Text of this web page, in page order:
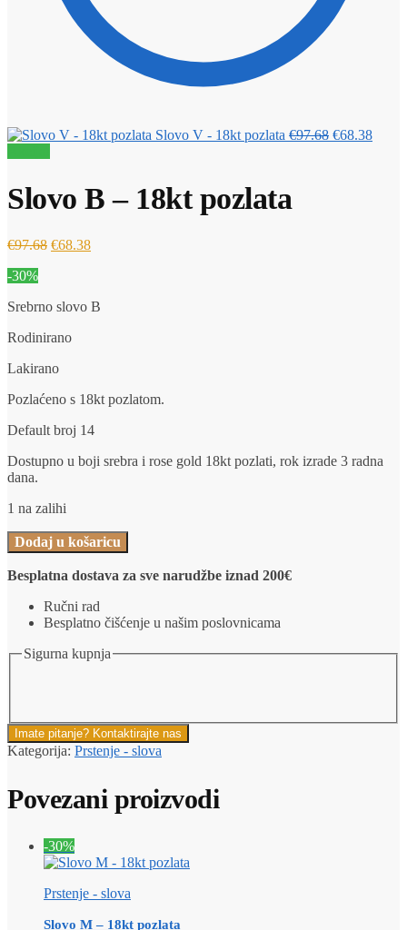
Slovo V - 18kt pozlata €97.68 Izvorna
€68.38
Slovo B – 18kt pozlata
€97.68 Izvorna
€97.68.
€68.38Trenutna
-30%
Srebrno slovo B
Rodinirano
Lakirano
Pozlaćeno s 18kt pozlatom.
Default broj 14
Dostupno u boji srebra i rose gold 18kt pozlati, rok izrade 3 radna
dana.
1 na zalihi
Slovo
B
-
18kt
pozlata
količina
Dodaj u košaricu
Besplatna dostava za sve narudžbe iznad 200€
Ručni rad
Besplatno čišćenje u našim poslovnicama
Sigurna kupnja
Imate pitanje? Kontaktirajte nas
Kategorija: Prstenje - slova
Povezani proizvodi
-30%
Prstenje - slova
Slovo M – 18kt pozlata